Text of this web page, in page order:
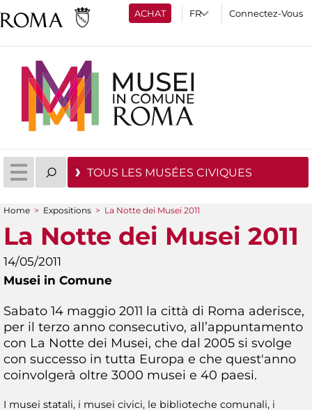
ACHAT Connectez-Vous
TOUS LES MUSÉES CIVIQUES
You are here
Home > Expositions > La Notte dei Musei 2011
La Notte dei Musei 2011
14/05/2011
Musei in Comune
Sabato 14 maggio 2011 la città di Roma aderisce,
per il terzo anno consecutivo, all’appuntamento
con La Notte dei Musei, che dal 2005 si svolge
con successo in tutta Europa e che quest'anno
coinvolgerà oltre 3000 musei e 40 paesi.
I musei statali, i musei civici, le biblioteche comunali, i